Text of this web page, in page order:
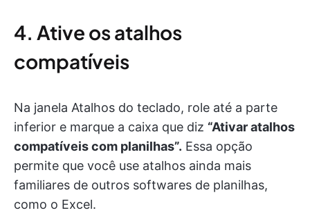
4. Ative os atalhos
compatíveis
Na janela Atalhos do teclado, role até a parte
inferior e marque a caixa que diz “Ativar atalhos
compatíveis com planilhas”. Essa opção
permite que você use atalhos ainda mais
familiares de outros softwares de planilhas,
como o Excel.